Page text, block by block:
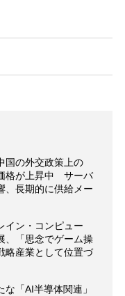
国の外交政策上の
格が上昇中 サーバ
、長期的に供給メー
イン・コンピュー
、「思念でゲーム操
産業として位置づ
な「AI半導体関連」